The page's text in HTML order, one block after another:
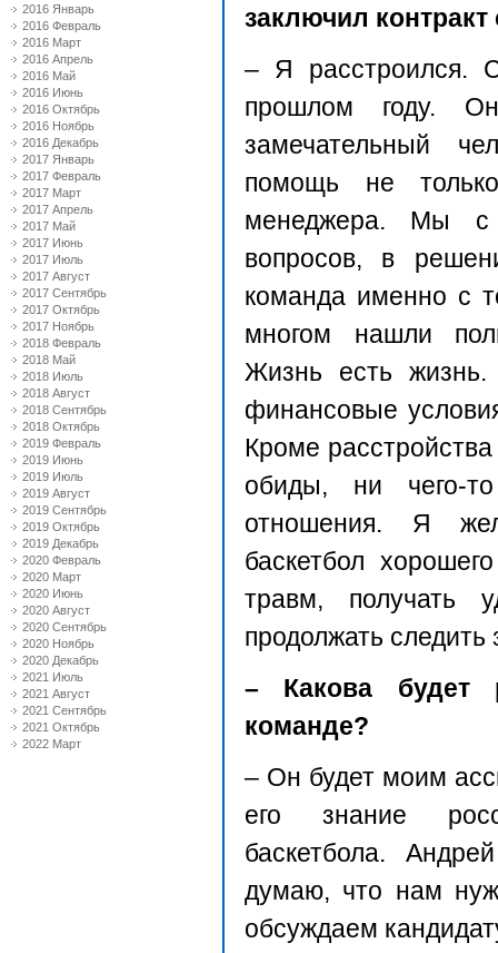
2016 Январь
2016 Февраль
2016 Март
2016 Апрель
2016 Май
2016 Июнь
2016 Октябрь
2016 Ноябрь
2016 Декабрь
2017 Январь
2017 Февраль
2017 Март
2017 Апрель
2017 Май
2017 Июнь
2017 Июль
2017 Август
2017 Сентябрь
2017 Октябрь
2017 Ноябрь
2018 Февраль
2018 Май
2018 Июль
2018 Август
2018 Сентябрь
2018 Октябрь
2019 Февраль
2019 Июнь
2019 Июль
2019 Август
2019 Сентябрь
2019 Октябрь
2019 Декабрь
2020 Февраль
2020 Март
2020 Июнь
2020 Август
2020 Сентябрь
2020 Ноябрь
2020 Декабрь
2021 Июль
2021 Август
2021 Сентябрь
2021 Октябрь
2022 Март
заключил
– Я расстроился.
прошлом году.
замечательный
помощь не
менеджера. Мы
вопросов, в
команда именно с
многом нашли
Жизнь есть
финансовые
Кроме расстройства
обиды, ни чего-
отношения. Я
баскетбол
травм, получать
продолжать следить
– Какова будет
команде?
– Он будет моим
его знание
баскетбола.
думаю, что нам
обсуждаем